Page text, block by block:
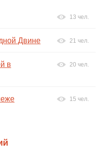
13 чел.
Двине 21 чел.
в
20 чел.
15 чел.